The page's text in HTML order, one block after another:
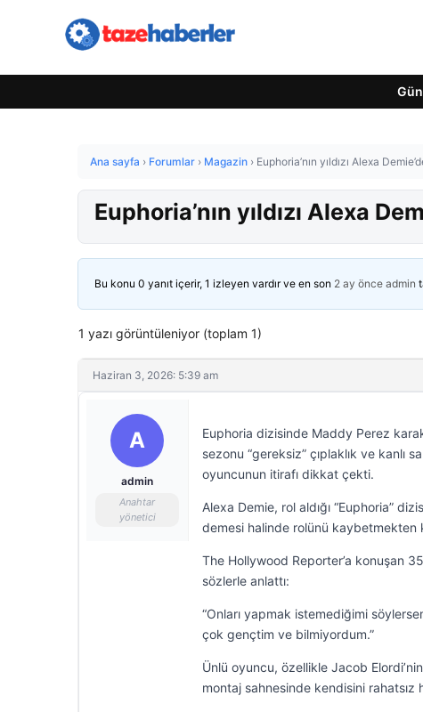
Ana sayfa › Forumlar › Magazin › Euphoria’nın yıldızı Alexa
Euphoria’nın yıldızı Alexa
Bu konu 0 yanıt içerir, 1 izleyen vardır ve en son 2 ay önce admin
1 yazı görüntüleniyor (toplam 1)
Haziran 3, 2026: 5:39 am
A
admin
Anahtar
yönetici
Euphoria dizisinde Maddy Perez
sezonu “gereksiz” çıplaklık ve kanlı
oyuncunun itirafı dikkat çekti.
Alexa Demie, rol aldığı “Euphoria”
demesi halinde rolünü kaybetmekten
The Hollywood Reporter’a konuşan
sözlerle anlattı:
“Onları yapmak istemediğimi
çok gençtim ve bilmiyordum.”
Ünlü oyuncu, özellikle Jacob
montaj sahnesinde kendisini rahatsız